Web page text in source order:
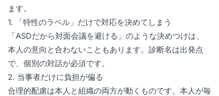
ます。
1. 「特性のラベル」だけで対応を決めてしまう
「ASDだから対面会議を避ける」のような決めつけは、
本人の意向と合わないこともあります。診断名は出発点
で、個別の対話が必須です。
2. 当事者だけに負担が偏る
合理的配慮は本人と組織の両方が動くものです。本人が毎